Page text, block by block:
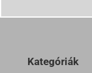
Kategóriák